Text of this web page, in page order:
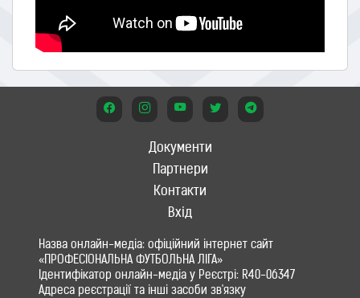
Документи
Партнери
Контакти
Вхід
Назва онлайн-медіа: офіційний інтернет сайт
«ПРОФЕСІОНАЛЬНА ФУТБОЛЬНА ЛІГА»
Ідентифікатор онлайн-медіа у Реєстрі: R40-06347
Адреса реєстрації та інші засоби зв'язку